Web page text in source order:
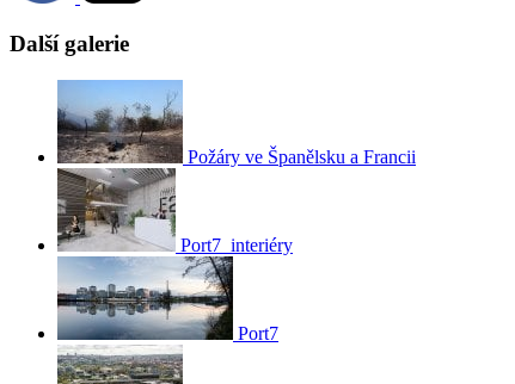
Další galerie
Požáry ve Španělsku a Francii
Port7_interiéry
Port7